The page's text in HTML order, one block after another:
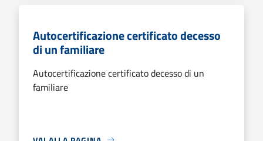
Autocertificazione certificato decesso
di un familiare
Autocertificazione certificato decesso di un
familiare